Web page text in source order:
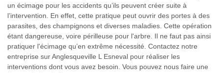
un écimage pour les accidents qu’ils peuvent créer suite à
l’intervention. En effet, cette pratique peut ouvrir des portes à des
parasites, des champignons et diverses maladies. Cette opération
étant dangereuse, voire périlleuse pour l'arbre. Il ne faut pas ainsi
pratiquer l'écimage qu’en extrême nécessité. Contactez notre
entreprise sur Anglesqueville L Esneval pour réaliser les
interventions dont vous avez besoin. Vous pouvez nous faire une